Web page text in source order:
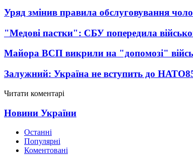
Уряд змінив правила обслуговування
"Медові пастки": СБУ попередила
Майора ВСП викрили на "допомозі"
Залужний: Україна не вступить до НАТО
Читати коментарі
Новини України
Останні
Популярні
Коментовані